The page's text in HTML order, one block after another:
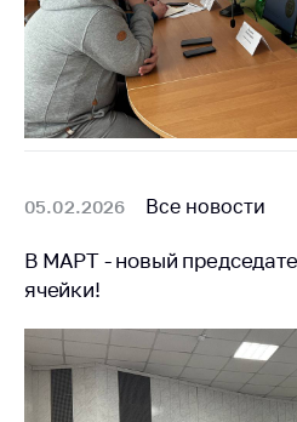
05.02.2026 Все новости
В МАРТ - новый
ячейки!